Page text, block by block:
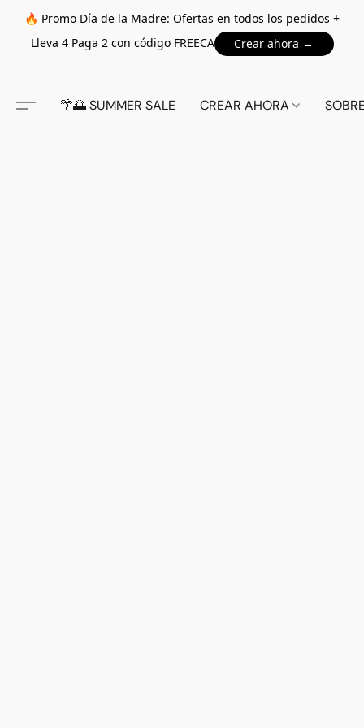
🔥 Promo Día de la Madre: Ofertas en todos los pedidos +
Lleva 4 Paga 2 con código FREECA
Crear ahora →
🌴🌅 SUMMER SALE CREAR AHORA